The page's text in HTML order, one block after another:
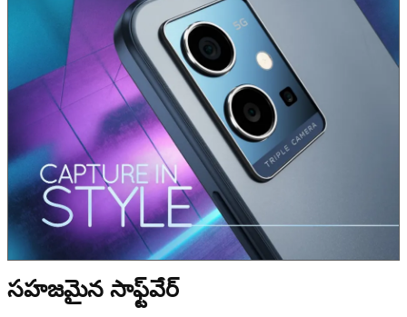
సహజమైన సాఫ్ట్‌వేర్